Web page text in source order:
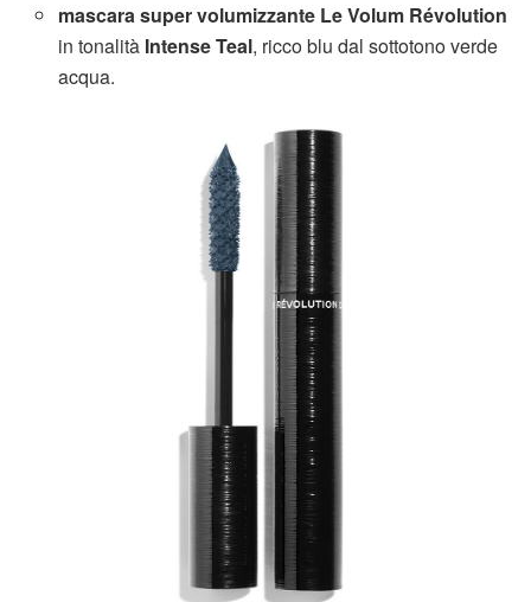
mascara super volumizzante Le Volum Révolution
in tonalità Intense Teal, ricco blu dal sottotono verde
acqua.